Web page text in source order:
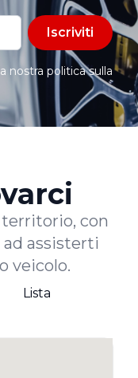
Iscriviti
nostra politica sulla
con
assisterti
veicolo.
Lista